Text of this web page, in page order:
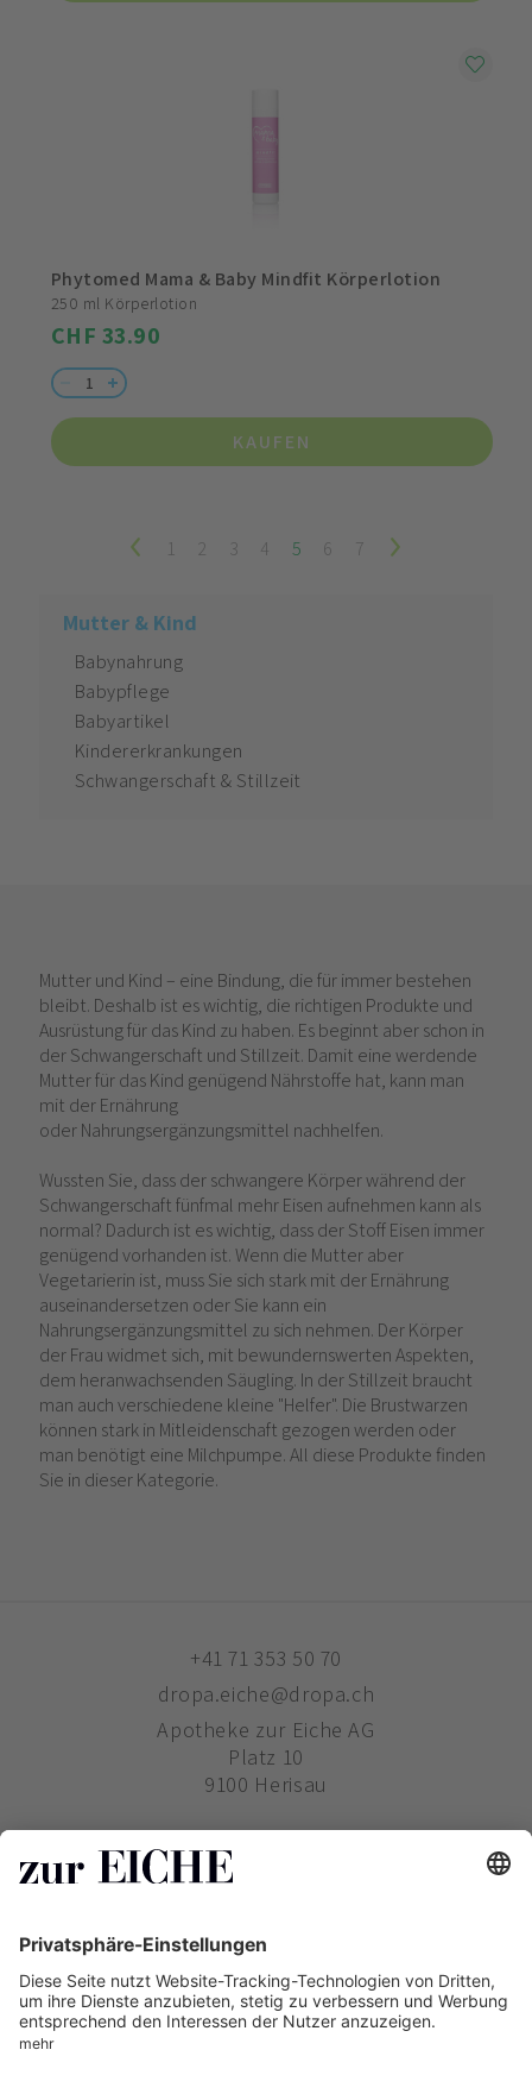
Phytomed Mama & Baby Mindfit Körperlotion
250 ml Körperlotion
CHF 33.90
KAUFEN
1 2 3 4 5 6 7
Mutter & Kind
Babynahrung
Babypflege
Babyartikel
Kindererkrankungen
Schwangerschaft & Stillzeit
Mutter und Kind – eine Bindung, die für immer bestehen
bleibt. Deshalb ist es wichtig, die richtigen Produkte und
Ausrüstung für das Kind zu haben. Es beginnt aber schon in
der Schwangerschaft und Stillzeit. Damit eine werdende
Mutter für das Kind genügend Nährstoffe hat, kann man
mit der Ernährung
oder Nahrungsergänzungsmittel nachhelfen.
Wussten Sie, dass der schwangere Körper während der
Schwangerschaft fünfmal mehr Eisen aufnehmen kann als
normal? Dadurch ist es wichtig, dass der Stoff Eisen immer
genügend vorhanden ist. Wenn die Mutter aber
Vegetarierin ist, muss Sie sich stark mit der Ernährung
auseinandersetzen oder Sie kann ein
Nahrungsergänzungsmittel zu sich nehmen. Der Körper
der Frau widmet sich, mit bewundernswerten Aspekten,
dem heranwachsenden Säugling. In der Stillzeit braucht
man auch verschiedene kleine "Helfer". Die Brustwarzen
können stark in Mitleidenschaft gezogen werden oder
man benötigt eine Milchpumpe. All diese Produkte finden
Sie in dieser Kategorie.
+41 71 353 50 70
dropa.eiche@dropa.ch
Apotheke zur Eiche AG
Platz 10
9100 Herisau
ZUR EICHE
PHARMAVERTRIEB